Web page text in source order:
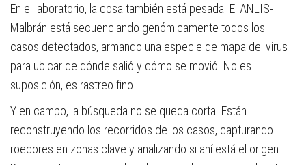
En el laboratorio, la cosa también está pesada. El ANLIS-
Malbrán está secuenciando genómicamente todos los
casos detectados, armando una especie de mapa del virus
para ubicar de dónde salió y cómo se movió. No es
suposición, es rastreo fino.
Y en campo, la búsqueda no se queda corta. Están
reconstruyendo los recorridos de los casos, capturando
roedores en zonas clave y analizando si ahí está el origen.